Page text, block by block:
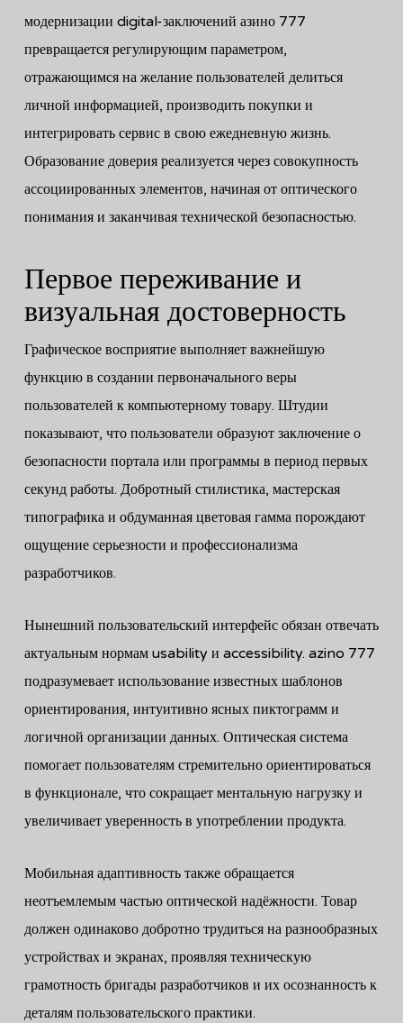
модернизации digital-заключений азино 777
превращается регулирующим параметром,
отражающимся на желание пользователей делиться
личной информацией, производить покупки и
интегрировать сервис в свою ежедневную жизнь.
Образование доверия реализуется через совокупность
ассоциированных элементов, начиная от оптического
понимания и заканчивая технической безопасностью.
Первое переживание и
визуальная достоверность
Графическое восприятие выполняет важнейшую
функцию в создании первоначального веры
пользователей к компьютерному товару. Штудии
показывают, что пользователи образуют заключение о
безопасности портала или программы в период первых
секунд работы. Добротный стилистика, мастерская
типографика и обдуманная цветовая гамма порождают
ощущение серьезности и профессионализма
разработчиков.
Нынешний пользовательский интерфейс обязан отвечать
актуальным нормам usability и accessibility. azino 777
подразумевает использование известных шаблонов
ориентирования, интуитивно ясных пиктограмм и
логичной организации данных. Оптическая система
помогает пользователям стремительно ориентироваться
в функционале, что сокращает ментальную нагрузку и
увеличивает уверенность в употреблении продукта.
Мобильная адаптивность также обращается
неотъемлемым частью оптической надёжности. Товар
должен одинаково добротно трудиться на разнообразных
устройствах и экранах, проявляя техническую
грамотность бригады разработчиков и их осознанность к
деталям пользовательского практики.